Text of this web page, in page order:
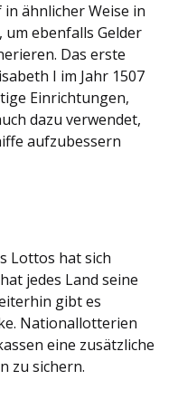
ähnlicher Weise in
ebenfalls Gelder
Das erste
I im Jahr 1507
Einrichtungen,
dazu verwendet,
aufzubessern
Lottos hat sich
jedes Land seine
gibt es
Nationallotterien
eine zusätzliche
zu sichern.